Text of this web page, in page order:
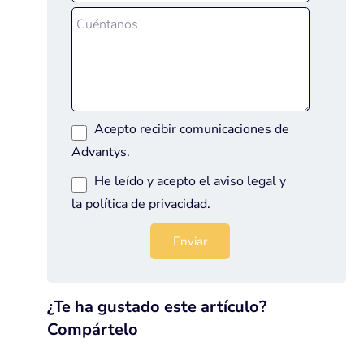
Acepto recibir comunicaciones de
Advantys.
He leído y acepto el aviso legaly
la política de privacidad.
¿Te ha gustado este artículo?
Compártelo